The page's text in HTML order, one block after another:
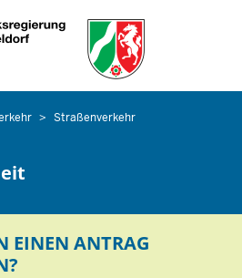
zum Inhalt
HAUPTMENÜ
Straßenverkehr
EINEN ANTRAG